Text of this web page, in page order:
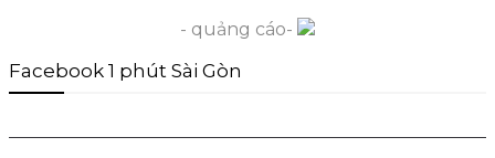
- quảng cáo-
Facebook 1 phút Sài Gòn